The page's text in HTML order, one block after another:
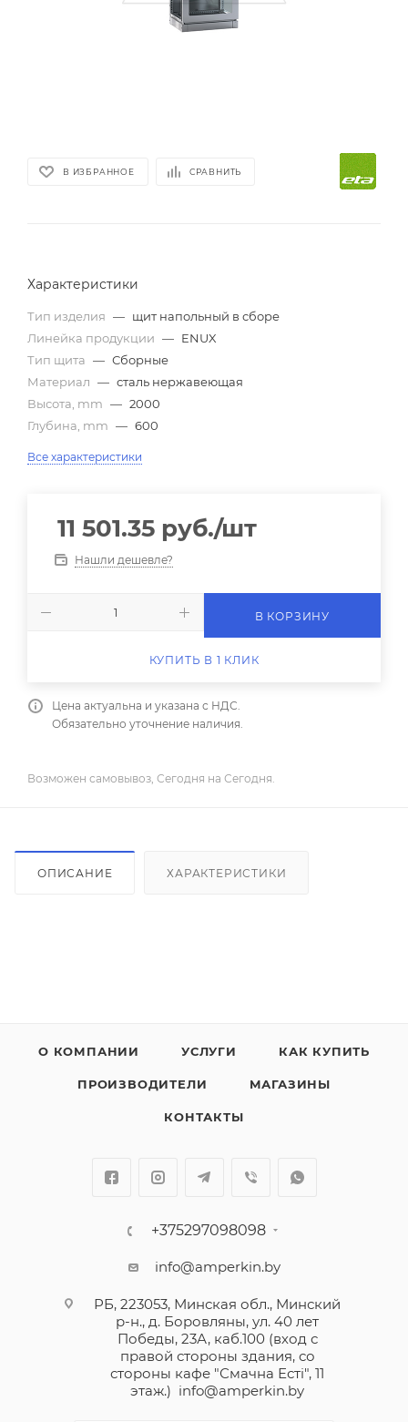
В ИЗБРАННОЕ СРАВНИТЬ
Характеристики
Тип изделия — щит напольный в сборе
Линейка продукции — ENUX
Тип щита — Сборные
Материал — сталь нержавеющая
Высота, mm — 2000
Глубина, mm — 600
Все характеристики
11 501.35 руб./шт
Нашли дешевле?
В КОРЗИНУ
КУПИТЬ В 1 КЛИК
Цена актуальна и указана с НДС.
Обязательно уточнение наличия.
Возможен самовывоз, Сегодня на Сегодня.
ОПИСАНИЕ ХАРАКТЕРИСТИКИ
О КОМПАНИИ УСЛУГИ КАК КУПИТЬ
ПРОИЗВОДИТЕЛИ МАГАЗИНЫ
КОНТАКТЫ
+375297098098
info@amperkin.by
РБ, 223053, Минская обл., Минский
р-н., д. Боровляны, ул. 40 лет
Победы, 23А, каб.100 (вход с
правой стороны здания, со
стороны кафе "Смачна Естi", 11
этаж.) info@amperkin.by